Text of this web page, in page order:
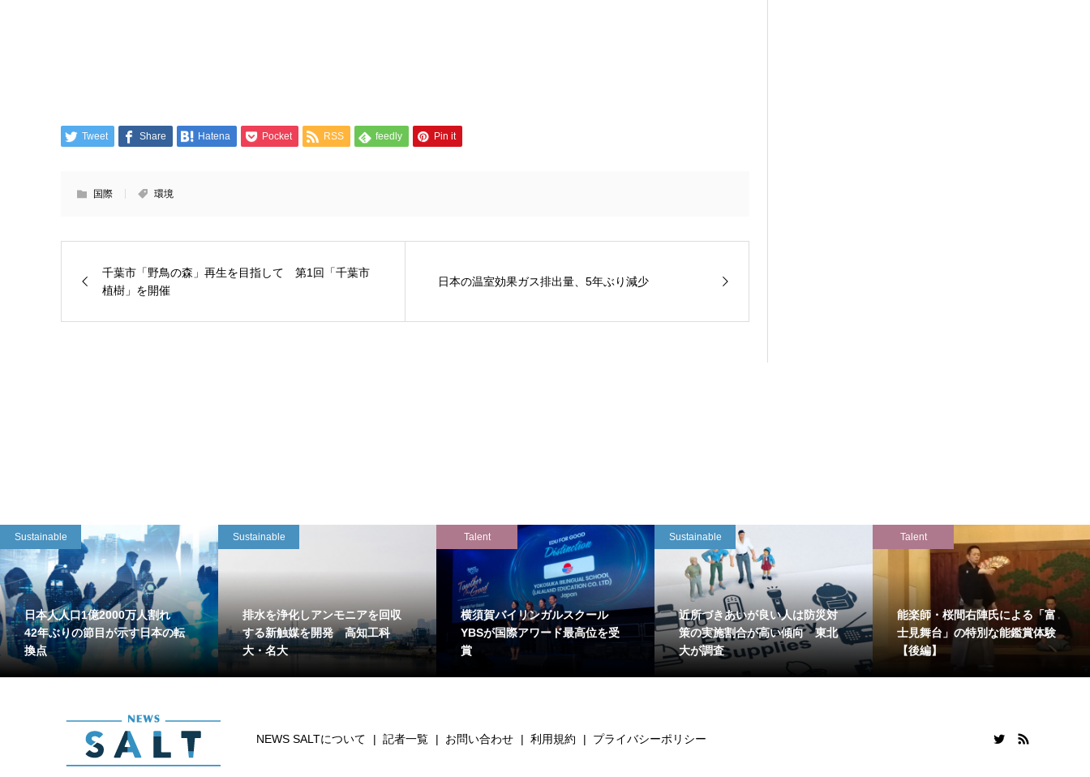
Tweet Share Hatena Pocket RSS feedly Pin it
国際 環境
千葉市「野鳥の森」再生を目指して 第1回「千葉市
植樹」を開催
日本の温室効果ガス排出量、5年ぶり減少
Sustainable
日本人人口1億2000万人割れ
42年ぶりの節目が示す日本の転
換点
Sustainable
排水を浄化しアンモニアを回収
する新触媒を開発 高知工科
大・名大
Talent
横須賀バイリンガルスクール
YBSが国際アワード最高位を受
賞
Sustainable
近所づきあいが良い人は防災対
策の実施割合が高い傾向 東北
大が調査
Talent
能楽師・桜間右陣氏による「富
士見舞台」の特別な能鑑賞体験
【後編】
NEWS SALTについて 記者一覧 お問い合わせ 利用規約 プライバシーポリシー